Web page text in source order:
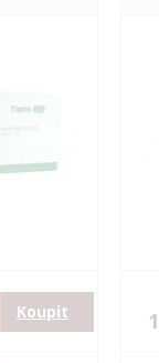
Koupit